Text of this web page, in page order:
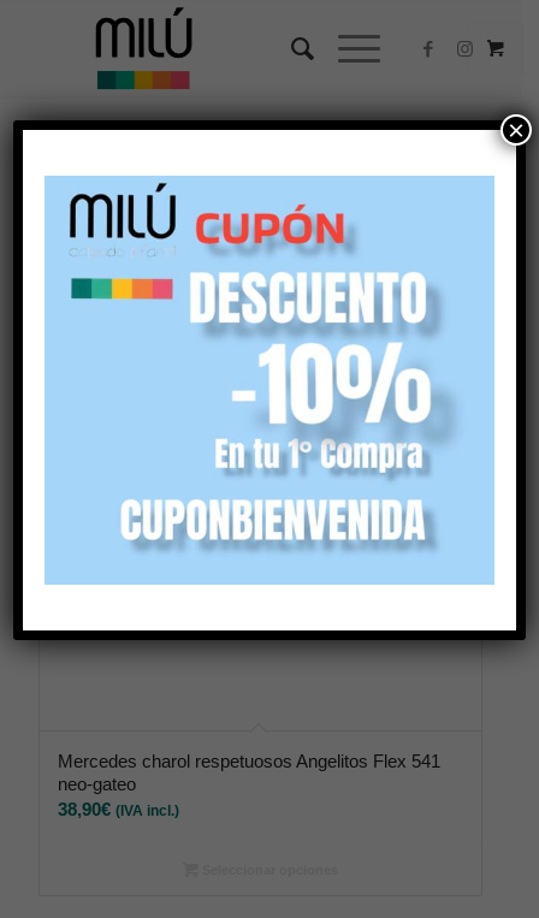
Por defecto
45 Artículos por página
Mercedes charol respetuosos Angelitos Flex 541
neo-gateo
38,90€ (IVA incl.)
×